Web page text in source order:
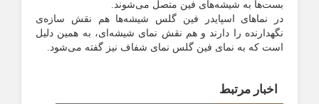
بست‌ها به شیشه‌های فین متصل می‌شوند.
در نماهای اسپایدر فین گلس شیشه‌ها هم نقش سازه‌ی
نگهدارنده را دارند و هم نقش نمای شیشه‌ای، به همین دلیل
است که به نمای فین گلس نمای شفاف نیز گفته می‌شود.
اخبار مرتبط